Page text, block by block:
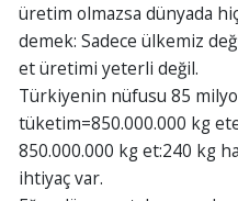
üretim olmazsa dünyada
demek: Sadece ülkemiz
et üretimi yeterli değil.
Türkiyenin nüfusu 85
tüketim=850.000.000 kg
850.000.000 kg et:240 kg
ihtiyaç var.